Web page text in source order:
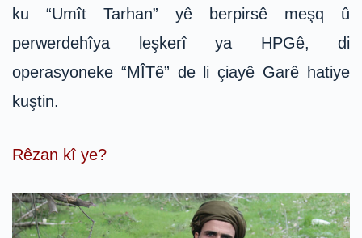
ku “Umît Tarhan” yê berpirsê meşq û
perwerdehîya leşkerî ya HPGê, di
operasyoneke “MÎTê” de li çiayê Garê hatiye
kuştin.
Rêzan kî ye?